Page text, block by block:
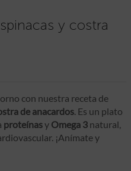
y costra
con nuestra receta de
de anacardos . Es un plato
proteínasy Omega 3 natural,
¡Anímate y